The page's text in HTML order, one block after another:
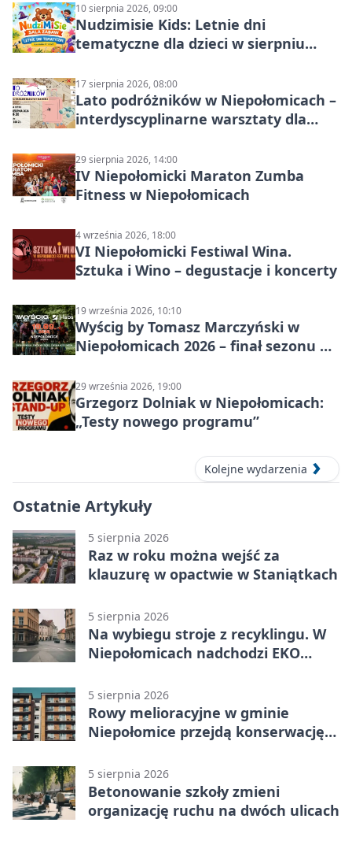
10 sierpnia 2026, 09:00
Nudzimisie Kids: Letnie dni
tematyczne dla dzieci w sierpniu
17 sierpnia 2026, 08:00
Lato podróżników w Niepołomicach –
interdyscyplinarne warsztaty dla
29 sierpnia 2026, 14:00
IV Niepołomicki Maraton Zumba
Fitness w Niepołomicach
4 września 2026, 18:00
VI Niepołomicki Festiwal Wina.
Sztuka i Wino – degustacje i koncerty
19 września 2026, 10:10
Wyścig by Tomasz Marczyński w
Niepołomicach 2026 – finał sezonu na
29 września 2026, 19:00
Grzegorz Dolniak w Niepołomicach:
„Testy nowego programu”
Kolejne wydarzenia
Ostatnie Artykuły
5 sierpnia 2026
Raz w roku można wejść za
klauzurę w opactwie w Staniątkach
5 sierpnia 2026
Na wybiegu stroje z recyklingu. W
Niepołomicach nadchodzi EKO
5 sierpnia 2026
Rowy melioracyjne w gminie
Niepołomice przejdą konserwację.
5 sierpnia 2026
Betonowanie szkoły zmieni
organizację ruchu na dwóch ulicach